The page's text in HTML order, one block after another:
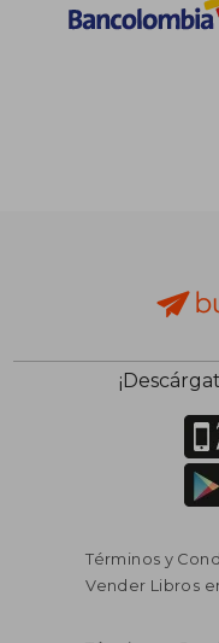
45%
dcto.
$
Términos y
Vender Libros